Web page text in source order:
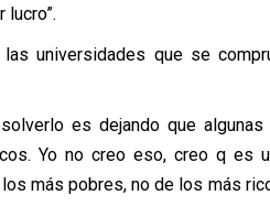
universidades que se
es dejando que
Yo no creo eso, creo q es
más pobres, no de los más